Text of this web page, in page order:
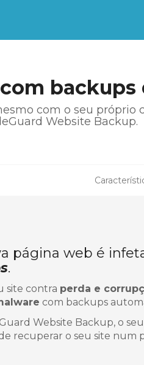
backups
com o seu
Website Backup.
página web é
.
site contra perda e
com backups
Website Backup, o
recuperar o seu site